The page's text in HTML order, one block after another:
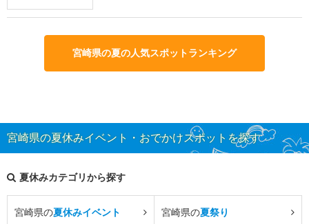
宮崎県の夏の人気スポットランキング
宮崎県の夏休みイベント・おでかけスポットを探す
夏休みカテゴリから探す
宮崎県の夏休みイベント 宮崎県の夏祭り